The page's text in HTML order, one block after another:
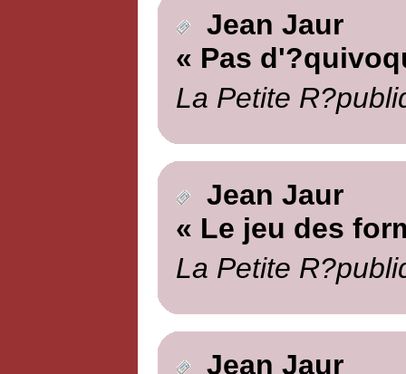
Jean Jaur
« Pas
La Petite
Jean Jaur
« Le jeu des
La Petite
Jean Jaur